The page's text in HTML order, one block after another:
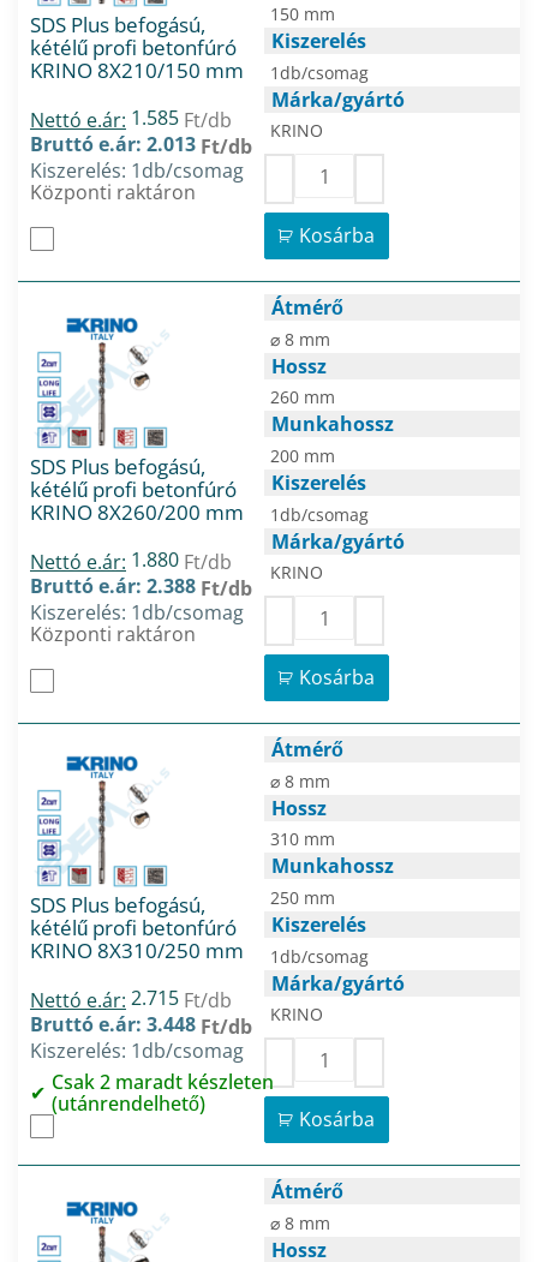
SDS Plus befogású,
kétélű profi betonfúró
KRINO 8X210/150 mm
Nettó e.ár: 1.585 Ft/db
Bruttó e.ár: 2.013 Ft/db
Kiszerelés: 1db/csomag
Központi raktáron
150 mm
Kiszerelés
1db/csomag
Márka/gyártó
KRINO
Kosárba
SDS Plus befogású,
kétélű profi betonfúró
KRINO 8X260/200 mm
Nettó e.ár: 1.880 Ft/db
Bruttó e.ár: 2.388 Ft/db
Kiszerelés: 1db/csomag
Központi raktáron
Átmérő
⌀ 8 mm
Hossz
260 mm
Munkahossz
200 mm
Kiszerelés
1db/csomag
Márka/gyártó
KRINO
Kosárba
SDS Plus befogású,
kétélű profi betonfúró
KRINO 8X310/250 mm
Nettó e.ár: 2.715 Ft/db
Bruttó e.ár: 3.448 Ft/db
Kiszerelés: 1db/csomag
Csak 2 maradt készleten
(utánrendelhető)
Átmérő
⌀ 8 mm
Hossz
310 mm
Munkahossz
250 mm
Kiszerelés
1db/csomag
Márka/gyártó
KRINO
Kosárba
Átmérő
⌀ 8 mm
Hossz